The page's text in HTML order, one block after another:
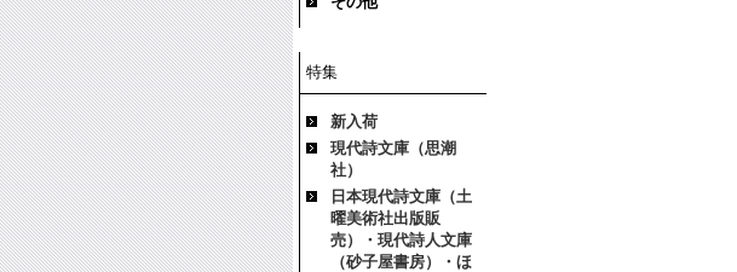
特集
新入荷
現代詩文庫（思潮
社）
日本現代詩文庫（土
曜美術社出版販
売）・現代詩人文庫
（砂子屋書房）・ほ